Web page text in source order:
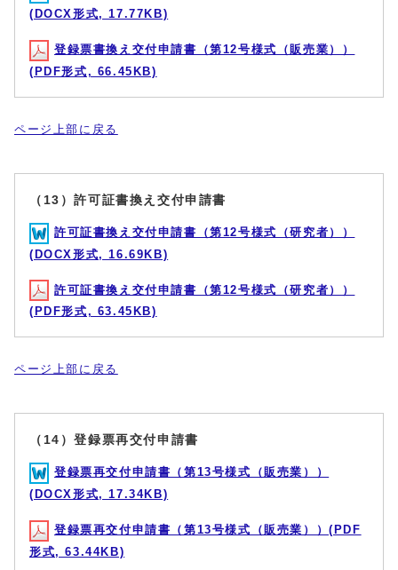
(DOCX形式, 17.77KB)
登録票書換え交付申請書（第12号様式（販売業））
(PDF形式, 66.45KB)
ページ上部に戻る
（13）許可証書換え交付申請書
許可証書換え交付申請書（第12号様式（研究者））
(DOCX形式, 16.69KB)
許可証書換え交付申請書（第12号様式（研究者））
(PDF形式, 63.45KB)
ページ上部に戻る
（14）登録票再交付申請書
登録票再交付申請書（第13号様式（販売業））
(DOCX形式, 17.34KB)
登録票再交付申請書（第13号様式（販売業））(PDF
形式, 63.44KB)